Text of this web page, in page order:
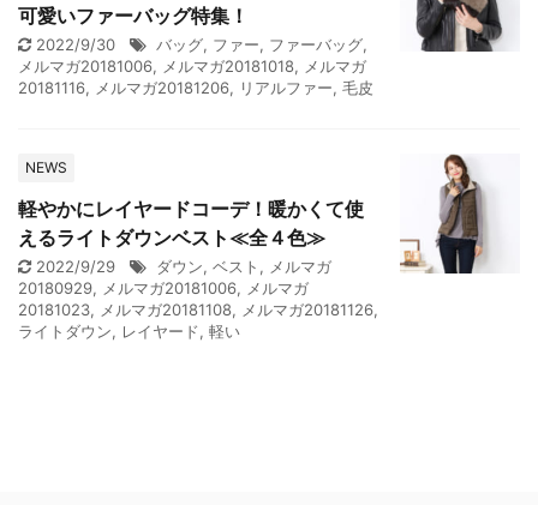
可愛いファーバッグ特集！
2022/9/30 バッグ, ファー, ファーバッグ,
メルマガ20181006, メルマガ20181018, メルマガ
20181116, メルマガ20181206, リアルファー, 毛皮
NEWS
軽やかにレイヤードコーデ！暖かくて使
えるライトダウンベスト≪全４色≫
2022/9/29 ダウン, ベスト , メルマガ
20180929, メルマガ20181006, メルマガ
20181023, メルマガ20181108, メルマガ20181126,
ライトダウン, レイヤード, 軽い